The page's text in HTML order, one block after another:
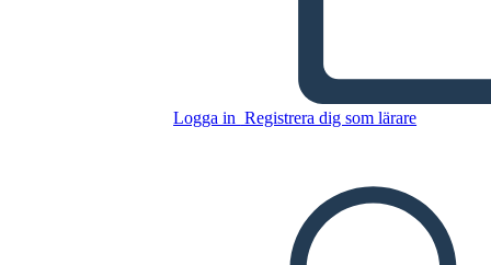
Logga in Registrera dig som lärare
Kopiera denna storyboard
SKAPA EN STORYBOARD
LÄS FÖR MIG